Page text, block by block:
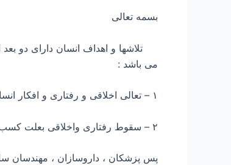
بسمه تعالی
تلاشها و اهداف انسان دارای دو
می باشد :
۱ – تعالی اخلاقی و رفتاری و افکار انسانها از طریق آموزش باورهای مثبت
۲ – سقوط رفتاری واخلاقی بعلت کسب باورهای منفی.
پس پزشکان ، داروسازان ، مهندسان